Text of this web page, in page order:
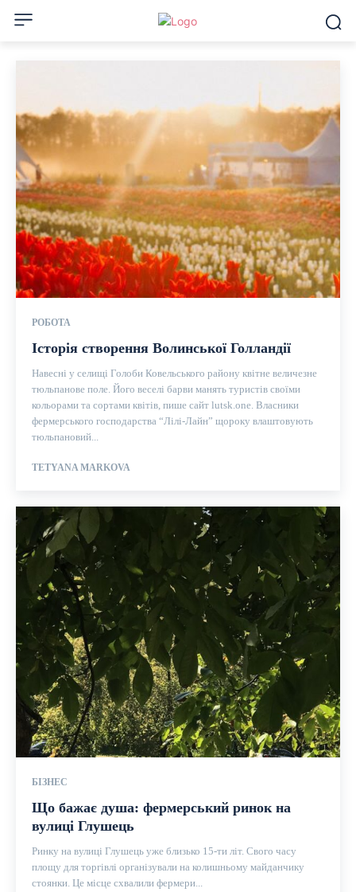
РОБОТА
Історія створення Волинської Голландії
Навесні у селищі Голоби Ковельського району квітне величезне
тюльпанове поле. Його веселі барви манять туристів своїми
кольорами та сортами квітів, пише сайт lutsk.one. Власники
фермерського господарства “Лілі-Лайн” щороку влаштовують
тюльпановий...
TETYANA MARKOVA
БІЗНЕС
Що бажає душа: фермерський ринок на
вулиці Глушець
Ринку на вулиці Глушець уже близько 15-ти літ. Свого часу
площу для торгівлі організували на колишньому майданчику
стоянки. Це місце схвалили фермери...